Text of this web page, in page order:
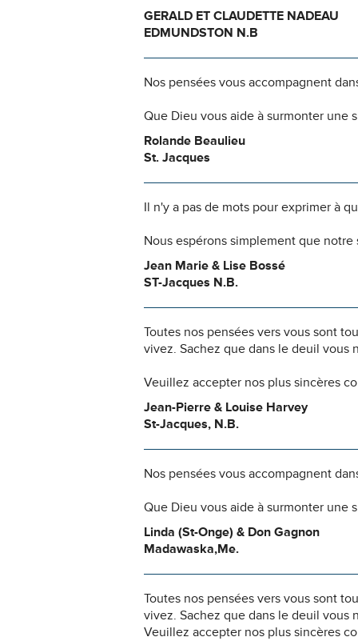
GERALD ET CLAUDETTE NADEAU
EDMUNDSTON N.B
Nos pensées vous accompagnent
Que Dieu vous aide à surmonter une
Rolande Beaulieu
St. Jacques
Il n'y a pas de mots pour exprimer à
Nous espérons simplement que
Jean Marie & Lise Bossé
ST-Jacques N.B.
Toutes nos pensées vers vous sont
vivez. Sachez que dans le deuil vous
Veuillez accepter nos plus sincères
Jean-Pierre & Louise Harvey
St-Jacques, N.B.
Nos pensées vous accompagnent
Que Dieu vous aide à surmonter une
Linda (St-Onge) & Don Gagnon
Madawaska,Me.
Toutes nos pensées vers vous sont
vivez. Sachez que dans le deuil vous
Veuillez accepter nos plus sincères